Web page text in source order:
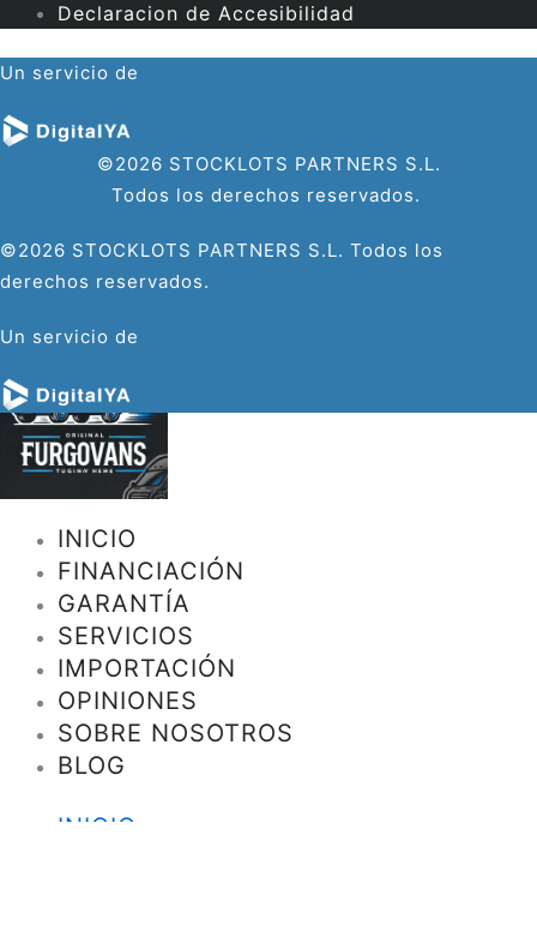
Declaracion de Accesibilidad
Un servicio de
©2026 STOCKLOTS PARTNERS S.L.
Todos los derechos reservados.
©2026 STOCKLOTS PARTNERS S.L. Todos los
derechos reservados.
Un servicio de
INICIO
FINANCIACIÓN
GARANTÍA
SERVICIOS
IMPORTACIÓN
OPINIONES
SOBRE NOSOTROS
BLOG
INICIO